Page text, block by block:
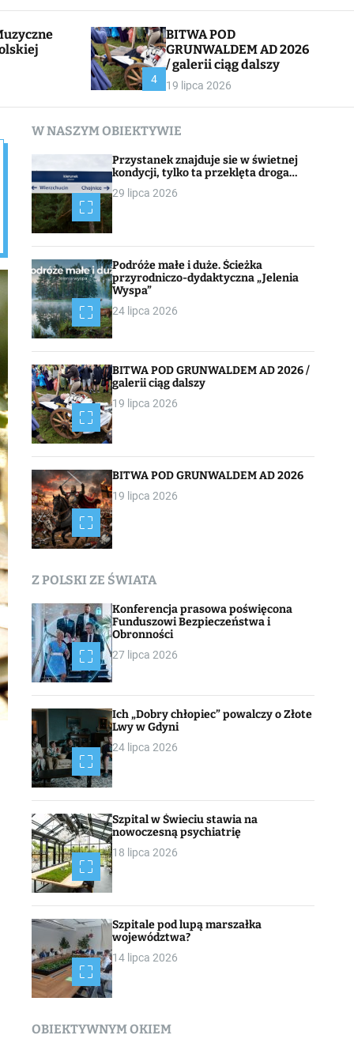
l
c
4
BITWA POD
GRUNWALDEM AD 2026
/ galerii ciąg dalszy
19 lipca 2026
W NASZYM OBIEKTYWIE
Przystanek znajduje sie w świetnej
kondycji, tylko ta przeklęta droga…
29 lipca 2026
Podróże małe i duże. Ścieżka
przyrodniczo-dydaktyczna „Jelenia
Wyspa”
24 lipca 2026
BITWA POD GRUNWALDEM AD 2026 /
galerii ciąg dalszy
19 lipca 2026
BITWA POD GRUNWALDEM AD 2026
19 lipca 2026
Z POLSKI ZE ŚWIATA
Konferencja prasowa poświęcona
Funduszowi Bezpieczeństwa i
Obronności
27 lipca 2026
Ich „Dobry chłopiec” powalczy o Złote
Lwy w Gdyni
24 lipca 2026
Szpital w Świeciu stawia na
nowoczesną psychiatrię
18 lipca 2026
Szpitale pod lupą marszałka
województwa?
14 lipca 2026
OBIEKTYWNYM OKIEM